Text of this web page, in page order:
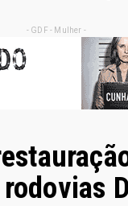
- GDF - Mulher -